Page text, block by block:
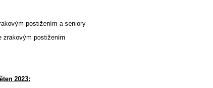
postižením a seniory
zrakovým postižením
2023: